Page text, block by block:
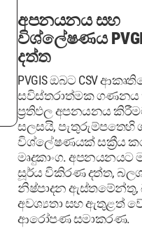
අපනයනය සහ
විශ්ලේෂණය
දත්ත
PVGIS ඔබට CSV
සවිස්තරාත්මක ගණනය
ප්‍රතිඵල අපනයනය
සලසයි, පැතුරුම්පතෙහි
විශ්ලේෂණයක් සක්‍රීය
මෘදුකාංග. අපනයනයට
සූර්ය විකිරණ දත්ත,
නිෂ්පාදන ඇස්තමේන්තු,
අවශ්‍යතා සහ ඇතුළත්
ආරෝපණ සමාකරණ.